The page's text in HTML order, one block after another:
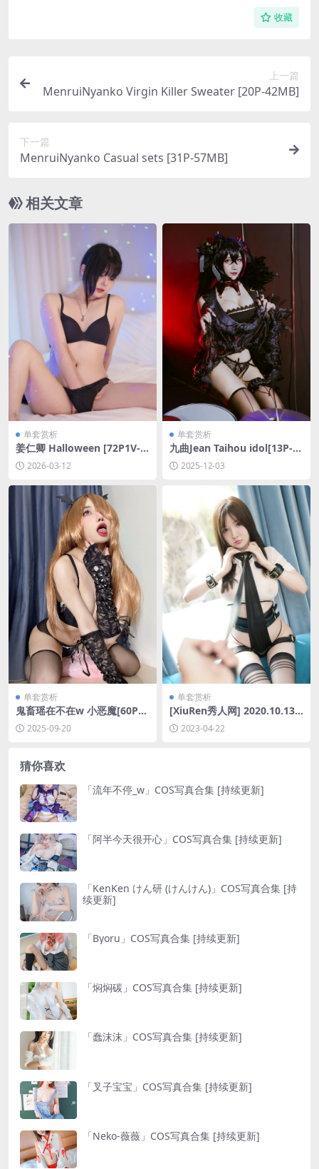
收藏
上一篇
MenruiNyanko Virgin Killer Sweater [20P-42MB]
下一篇
MenruiNyanko Casual sets [31P-57MB]
相关文章
单套赏析
姜仁卿 Halloween [72P1V-1.
89GB]
2026-03-12
单套赏析
九曲Jean Taihou idol[13P-1
53.9M]
2025-12-03
单套赏析
鬼畜瑶在不在w 小恶魔[60P-1
67.3M]
2025-09-20
单套赏析
[XiuRen秀人网] 2020.10.13
No.2646 糯美子Mini [41P-85
MB]2023-04-22
猜你喜欢
「流年不停_w」COS写真合集 [持续更新]
「阿半今天很开心」COS写真合集 [持续更新]
「KenKen けん研 (けんけん)」COS写真合集 [持
续更新]
「Byoru」COS写真合集 [持续更新]
「焖焖碳」COS写真合集 [持续更新]
「蠢沫沫」COS写真合集 [持续更新]
「叉子宝宝」COS写真合集 [持续更新]
「Neko-薇薇」COS写真合集 [持续更新]